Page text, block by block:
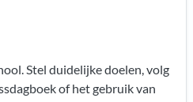
Stel duidelijke doelen, volg
of het gebruik van